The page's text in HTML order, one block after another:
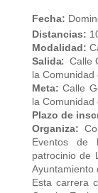
Fecha:
Distancias:
Modalidad:
Salida: Calle
la Comunidad
Meta: Calle
la Comunidad
Plazo de
Organiza:
Eventos de
patrocinio de
Ayuntamiento
Esta carrera